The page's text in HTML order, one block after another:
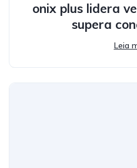
onix plus lidera
supera
Leia